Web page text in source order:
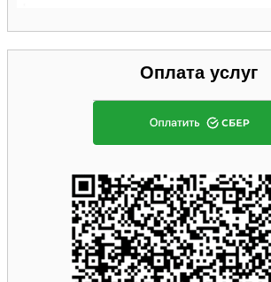
Оплата услуг